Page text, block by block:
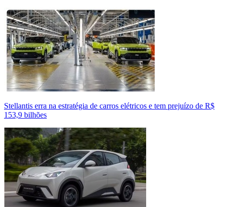
Stellantis erra na estratégia de carros elétricos e tem prejuízo de R$
153,9 bilhões